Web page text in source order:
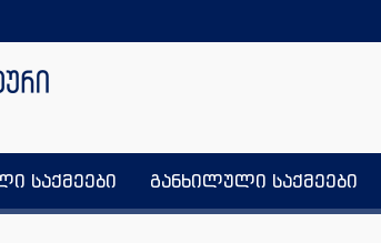
საქმეები განხილული საქმეები